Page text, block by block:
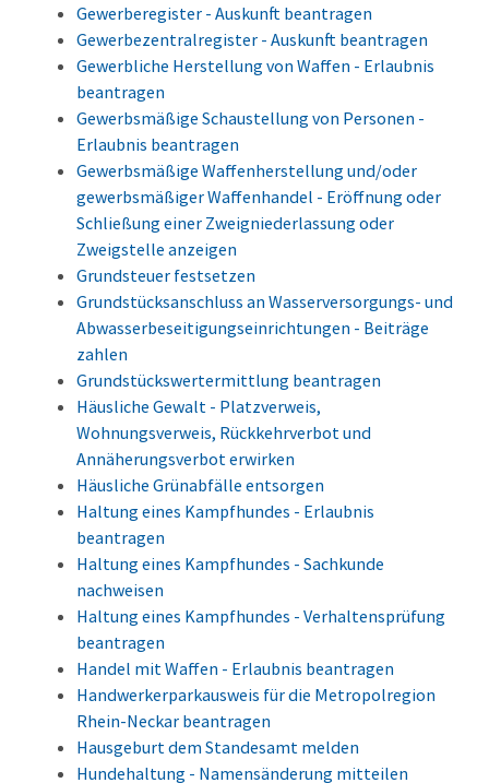
Gewerberegister - Auskunft beantragen
Gewerbezentralregister - Auskunft beantragen
Gewerbliche Herstellung von Waffen - Erlaubnis
beantragen
Gewerbsmäßige Schaustellung von Personen -
Erlaubnis beantragen
Gewerbsmäßige Waffenherstellung und/oder
gewerbsmäßiger Waffenhandel - Eröffnung oder
Schließung einer Zweigniederlassung oder
Zweigstelle anzeigen
Grundsteuer festsetzen
Grundstücksanschluss an Wasserversorgungs- und
Abwasserbeseitigungseinrichtungen - Beiträge
zahlen
Grundstückswertermittlung beantragen
Häusliche Gewalt - Platzverweis,
Wohnungsverweis, Rückkehrverbot und
Annäherungsverbot erwirken
Häusliche Grünabfälle entsorgen
Haltung eines Kampfhundes - Erlaubnis
beantragen
Haltung eines Kampfhundes - Sachkunde
nachweisen
Haltung eines Kampfhundes - Verhaltensprüfung
beantragen
Handel mit Waffen - Erlaubnis beantragen
Handwerkerparkausweis für die Metropolregion
Rhein-Neckar beantragen
Hausgeburt dem Standesamt melden
Hundehaltung - Namensänderung mitteilen